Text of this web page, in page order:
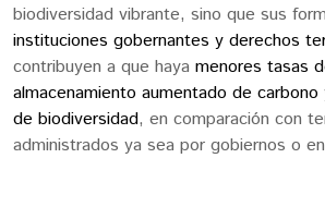
biodiversidad vibrante, sino que sus
instituciones gobernantes y derechos
contribuyen a que haya menores tasas
almacenamiento aumentado de carbono
de biodiversidad, en comparación con
administrados ya sea por gobiernos o